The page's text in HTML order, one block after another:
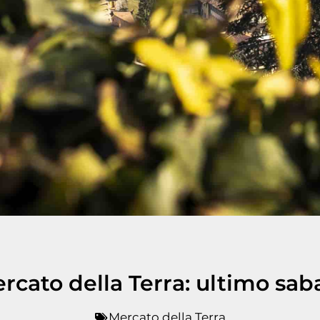
della Terra: ultimo
Mercato della Terra